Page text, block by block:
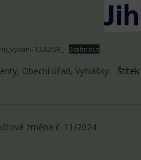
13.AZUR_ Stáhnout
, Obecní úřad, Vyhlášky Štítek
změna č. 11/2024